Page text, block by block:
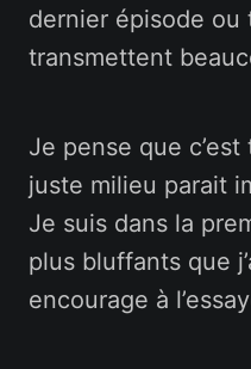
dernier épisode ou
transmettent
Je pense que
juste milieu parait
Je suis dans la
plus bluffants que
encourage à